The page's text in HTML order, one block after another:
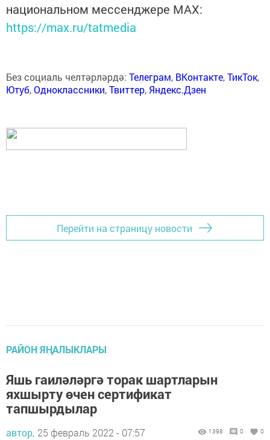
национальном мессенджере MАХ:
https://max.ru/tatmedia
Без социаль челтәрләрдә: Телеграм, ВКонтакте,ТикТок,
Ютуб,Одноклассники,Твиттер, Яндекс.Дзен
Перейти на страницу новости
РАЙОН ЯҢАЛЫКЛАРЫ
Яшь гаиләләргә торак шартларын
яхшырту өчен сертификат
тапшырдылар
автор, 25 февраль 2022 - 07:57 1398 0 0